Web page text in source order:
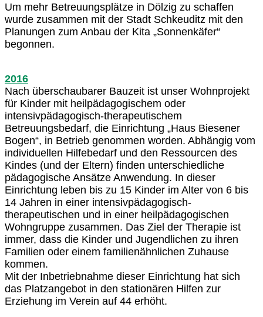
Um mehr Betreuungsplätze in Dölzig zu schaffen
wurde zusammen mit der Stadt Schkeuditz mit den
Planungen zum Anbau der Kita „Sonnenkäfer“
begonnen.
2016
Nach überschaubarer Bauzeit ist unser Wohnprojekt
für Kinder mit heilpädagogischem oder
intensivpädagogisch-therapeutischem
Betreuungsbedarf, die Einrichtung „Haus Biesener
Bogen“, in Betrieb genommen worden. Abhängig vom
individuellen Hilfebedarf und den Ressourcen des
Kindes (und der Eltern) finden unterschiedliche
pädagogische Ansätze Anwendung. In dieser
Einrichtung leben bis zu 15 Kinder im Alter von 6 bis
14 Jahren in einer intensivpädagogisch-
therapeutischen und in einer heilpädagogischen
Wohngruppe zusammen. Das Ziel der Therapie ist
immer, dass die Kinder und Jugendlichen zu ihren
Familien oder einem familienähnlichen Zuhause
kommen.
Mit der Inbetriebnahme dieser Einrichtung hat sich
das Platzangebot in den stationären Hilfen zur
Erziehung im Verein auf 44 erhöht.